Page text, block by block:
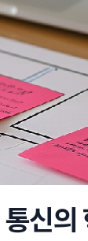
신의